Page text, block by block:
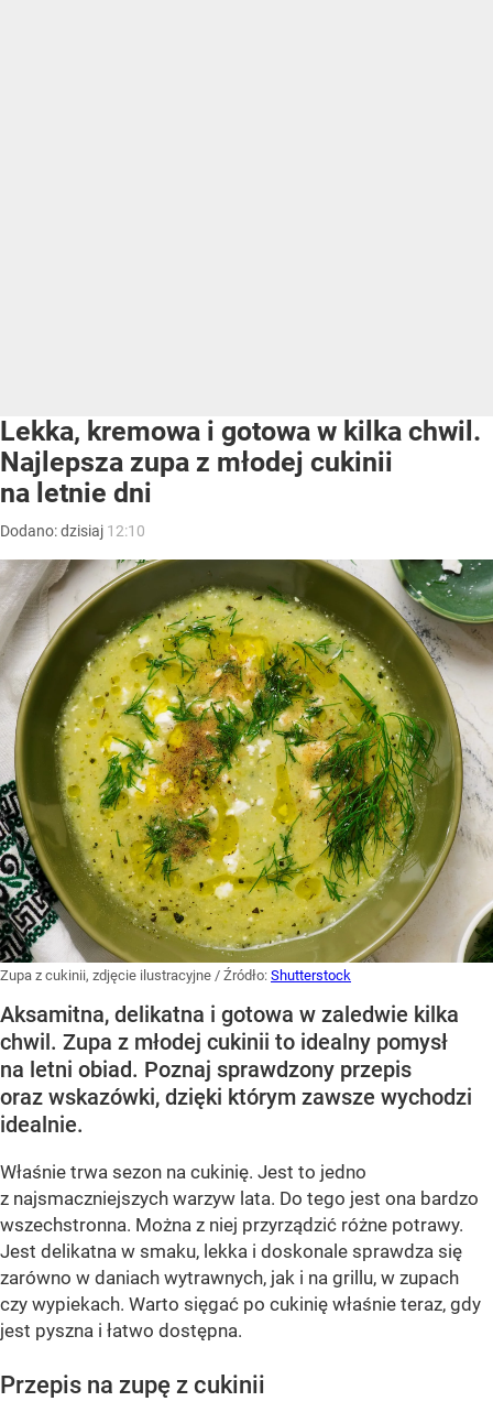
Lekka, kremowa i gotowa w kilka chwil.
Najlepsza zupa z młodej cukinii
na letnie dni
Dodano:dzisiaj 12:10
Zupa z cukinii, zdjęcie ilustracyjne / Źródło: Shutterstock
Aksamitna, delikatna i gotowa w zaledwie kilka
chwil. Zupa z młodej cukinii to idealny pomysł
na letni obiad. Poznaj sprawdzony przepis
oraz wskazówki, dzięki którym zawsze wychodzi
idealnie.
Właśnie trwa sezon na cukinię. Jest to jedno
z najsmaczniejszych warzyw lata. Do tego jest ona bardzo
wszechstronna. Można z niej przyrządzić różne potrawy.
Jest delikatna w smaku, lekka i doskonale sprawdza się
zarówno w daniach wytrawnych, jak i na grillu, w zupach
czy wypiekach. Warto sięgać po cukinię właśnie teraz, gdy
jest pyszna i łatwo dostępna.
Przepis na zupę z cukinii